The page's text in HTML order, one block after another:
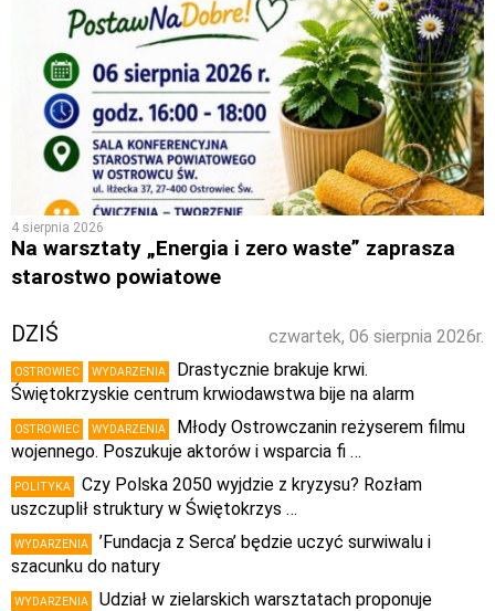
4 sierpnia 2026
Na warsztaty „Energia i zero waste” zaprasza
starostwo powiatowe
czwartek, 06 sierpnia 2026r.
DZIŚ
OSTROWIEC WYDARZENIA
Drastycznie brakuje krwi.
Świętokrzyskie centrum krwiodawstwa bije na alarm
OSTROWIEC WYDARZENIA
Młody Ostrowczanin reżyserem filmu
wojennego. Poszukuje aktorów i wsparcia fi …
POLITYKA
Czy Polska 2050 wyjdzie z kryzysu? Rozłam
uszczuplił struktury w Świętokrzys …
WYDARZENIA
’Fundacja z Serca’ będzie uczyć surwiwalu i
szacunku do natury
WYDARZENIA
Udział w zielarskich warsztatach proponuje